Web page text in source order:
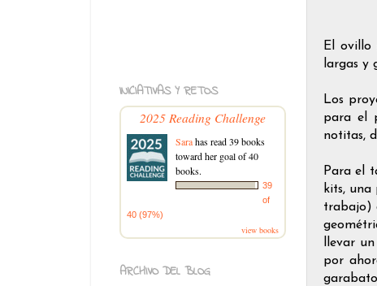
El ovillo
largas y
Los
para el
notitas,
Para el
kits, una
trabajo)
llevar
por
INICIATIVAS Y RETOS
2025 Reading Challenge
Sarahas read 39 books
toward her goal of 40
books.
39
of
40 (97%)
view books
ARCHIVO DEL BLOG